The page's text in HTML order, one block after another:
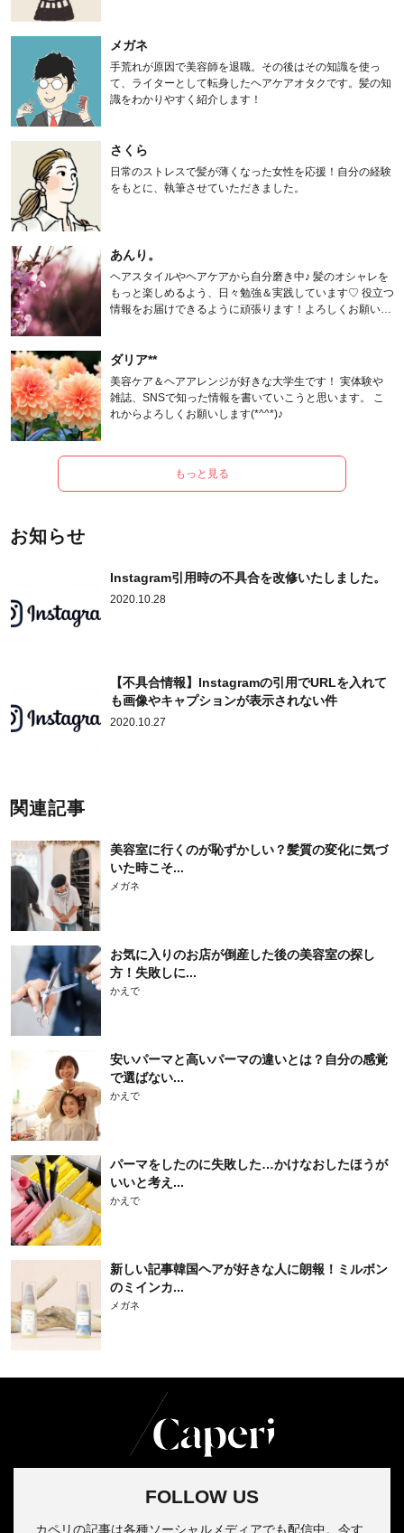
メガネ
手荒れが原因で美容師を退職。その後はその知識を使っ
て、ライターとして転身したヘアケアオタクです。髪の知
識をわかりやすく紹介します！
さくら
日常のストレスで髪が薄くなった女性を応援！自分の経験
をもとに、執筆させていただきました。
あんり。
ヘアスタイルやヘアケアから自分磨き中♪ 髪のオシャレを
もっと楽しめるよう、日々勉強＆実践しています♡ 役立つ
情報をお届けできるように頑張ります！よろしくお願いし
ダリア**
美容ケア＆ヘアアレンジが好きな大学生です！ 実体験や
雑誌、SNSで知った情報を書いていこうと思います。 こ
れからよろしくお願いします(*^^*)♪
もっと見る
お知らせ
Instagram引用時の不具合を改修いたしました。
2020.10.28
【不具合情報】Instagramの引用でURLを入れて
も画像やキャプションが表示されない件
2020.10.27
関連記事
美容室に行くのが恥ずかしい？髪質の変化に気づ
いた時こそ...
メガネ
お気に入りのお店が倒産した後の美容室の探し
方！失敗しに...
かえで
安いパーマと高いパーマの違いとは？自分の感覚
で選ばない...
かえで
パーマをしたのに失敗した…かけなおしたほうが
いいと考え...
かえで
新しい記事韓国ヘアが好きな人に朗報！ミルボン
のミインカ...
メガネ
FOLLOW US
カペリの記事は各種ソーシャルメディアでも配信中。今す